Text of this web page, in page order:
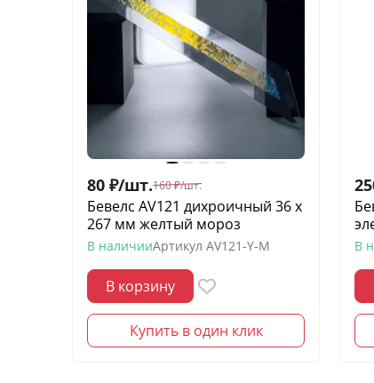
80 ₽/шт.160 ₽/шт.
Бевелс AV121 дихроичный 36 х
267 мм желтый мороз
В наличииАртикул AV121-Y-M
В корзину
Купить в один клик
В